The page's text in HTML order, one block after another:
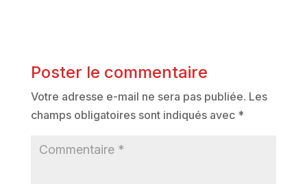
Poster le commentaire
Votre adresse e-mail ne sera pas publiée. Les
champs obligatoires sont indiqués avec *